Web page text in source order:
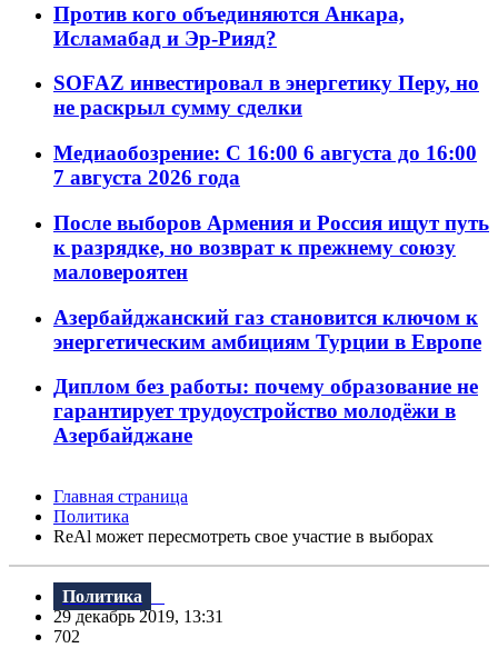
Против кого объединяются Анкара,
Исламабад и Эр-Рияд?
SOFAZ инвестировал в энергетику Перу, но
не раскрыл сумму сделки
Медиаобозрение: С 16:00 6 августа до 16:00
7 августа 2026 года
После выборов Армения и Россия ищут путь
к разрядке, но возврат к прежнему союзу
маловероятен
Азербайджанский газ становится ключом к
энергетическим амбициям Турции в Европе
Диплом без работы: почему образование не
гарантирует трудоустройство молодёжи в
Азербайджане
Главная страница
Политика
ReAl может пересмотреть свое участие в выборах
Политика
29 декабрь 2019, 13:31
702